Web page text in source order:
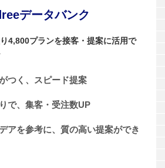
データバンク
4,800プランを接客・提案に活用で
つく、スピード提案
で、集客・受注数UP
アを参考に、質の高い提案ができ